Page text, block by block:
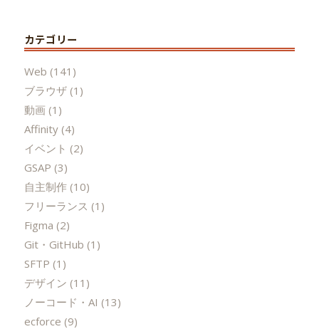
カテゴリー
Web (141)
ブラウザ(1)
動画 (1)
Affinity(4)
イベント (2)
GSAP (3)
自主制作(10)
フリーランス (1)
Figma (2)
Git・GitHub (1)
SFTP (1)
デザイン (11)
ノーコード・AI (13)
ecforce (9)